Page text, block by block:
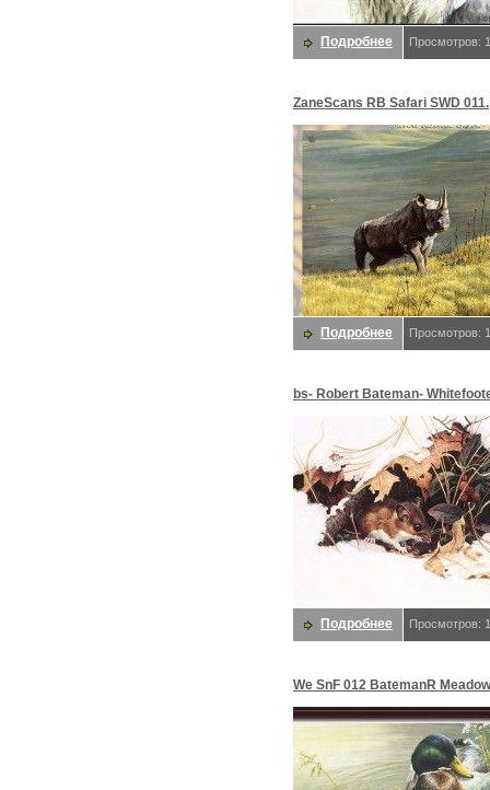
Подробнее Просмотров:
ZaneScans RB Safari SWD 011.
Bateman, Роберт
Подробнее Просмотров:
bs- Robert Bateman-
Mouse In Wintergreen.
Роберт
Подробнее Просмотров:
We SnF 012 BatemanR
Mallard. Bateman, Роберт